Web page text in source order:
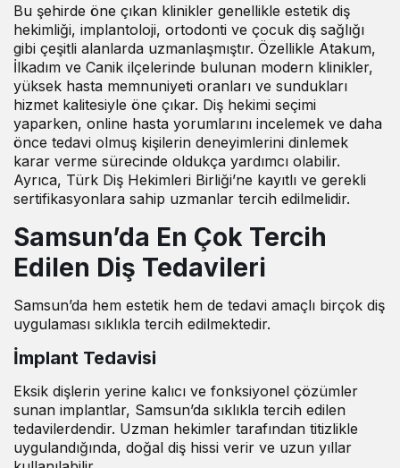
Bu şehirde öne çıkan klinikler genellikle estetik diş
hekimliği, implantoloji, ortodonti ve çocuk diş sağlığı
gibi çeşitli alanlarda uzmanlaşmıştır. Özellikle Atakum,
İlkadım ve Canik ilçelerinde bulunan modern klinikler,
yüksek hasta memnuniyeti oranları ve sundukları
hizmet kalitesiyle öne çıkar. Diş hekimi seçimi
yaparken, online hasta yorumlarını incelemek ve daha
önce tedavi olmuş kişilerin deneyimlerini dinlemek
karar verme sürecinde oldukça yardımcı olabilir.
Ayrıca, Türk Diş Hekimleri Birliği’ne kayıtlı ve gerekli
sertifikasyonlara sahip uzmanlar tercih edilmelidir.
Samsun’da En Çok Tercih
Edilen Diş Tedavileri
Samsun’da hem estetik hem de tedavi amaçlı birçok diş
uygulaması sıklıkla tercih edilmektedir.
İmplant Tedavisi
Eksik dişlerin yerine kalıcı ve fonksiyonel çözümler
sunan implantlar, Samsun’da sıklıkla tercih edilen
tedavilerdendir. Uzman hekimler tarafından titizlikle
uygulandığında, doğal diş hissi verir ve uzun yıllar